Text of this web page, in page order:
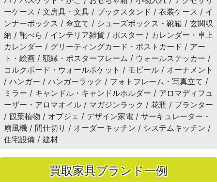
ーケース / 文房具・文具 / ブックスタンド / 衣装ケース / イ
ンナーボックス / 傘立て / シューズボックス・靴箱 / 玄関収
納 / 靴べら / インテリア雑貨 / ポスター / カレンダー・卓上
カレンダー / グリーティングカード・ポストカード / アー
ト・絵画 / 額縁・ポスターフレーム / ウォールステッカー /
コルクボード・ウォールポケット / モビール / オーナメント
/ ハンガー / ハンガーラック / フォトフレーム・写真立て /
ミラー / キャンドル・キャンドルホルダー / アロマディフュ
ーザー・アロマオイル / マガジンラック / 花瓶 / プランター
/ 観葉植物 / オブジェ / デザイン家電 / サーキュレーター・
扇風機 / 間仕切り / オーダーキッチン / システムキッチン /
住宅設備 / 建材
買取家具ブランド一例